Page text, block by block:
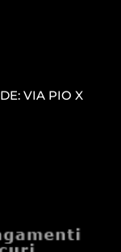
VIA PIO X